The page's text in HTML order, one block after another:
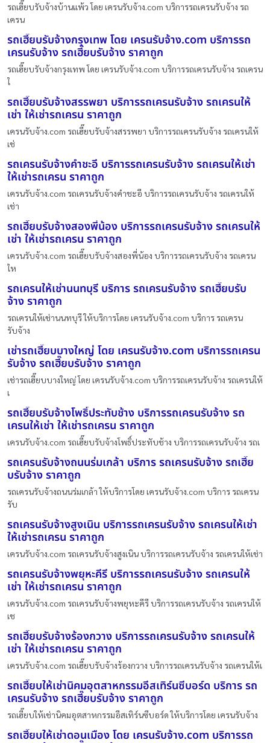
รถเฮี๊ยบรับจ้างบ้านแพ้ว โดย เครนรับจ้าง.com บริการรถเครนรับจ้าง รถ
เครน
รถเฮี๊ยบรับจ้างกรุงเทพ โดย เครนรับจ้าง.com บริการรถ
เครนรับจ้าง รถเฮี๊ยบรับจ้าง ราคาถูก
รถเฮี๊ยบรับจ้างกรุงเทพ โดย เครนรับจ้าง.com บริการรถเครนรับจ้าง รถเครน
ใ
รถเฮี๊ยบรับจ้างสรรพยา บริการรถเครนรับจ้าง รถเครนให้
เช่า ให้เช่ารถเครน ราคาถูก
เครนรับจ้าง.com รถเฮี๊ยบรับจ้างสรรพยา บริการรถเครนรับจ้าง รถเครนให้
เช่
รถเครนรับจ้างคำชะอี บริการรถเครนรับจ้าง รถเครนให้เช่า
ให้เช่ารถเครน ราคาถูก
เครนรับจ้าง.com รถเครนรับจ้างคำชะอี บริการรถเครนรับจ้าง รถเครนให้
เช่า
รถเฮี๊ยบรับจ้างสองพี่น้อง บริการรถเครนรับจ้าง รถเครนให้
เช่า ให้เช่ารถเครน ราคาถูก
เครนรับจ้าง.com รถเฮี๊ยบรับจ้างสองพี่น้อง บริการรถเครนรับจ้าง รถเครน
ให
รถเครนให้เช่านนทบุรี บริการ รถเครนรับจ้าง รถเฮี๊ยบรับ
จ้าง ราคาถูก
รถเครนให้เช่านนทบุรี ให้บริการโดย เครนรับจ้าง.com บริการ รถเครน
รับจ้าง
เช่ารถเฮี๊ยบบางใหญ่ โดย เครนรับจ้าง.com บริการรถเครน
รับจ้าง รถเฮี๊ยบรับจ้าง ราคาถูก
เช่ารถเฮี๊ยบบางใหญ่ โดย เครนรับจ้าง.com บริการรถเครนรับจ้าง รถเครนให้
เ
รถเฮี๊ยบรับจ้างโพธิ์ประทับช้าง บริการรถเครนรับจ้าง รถ
เครนให้เช่า ให้เช่ารถเครน ราคาถูก
เครนรับจ้าง.com รถเฮี๊ยบรับจ้างโพธิ์ประทับช้าง บริการรถเครนรับจ้าง รถเ
รถเครนรับจ้างถนนร่มเกล้า บริการ รถเครนรับจ้าง รถเฮี๊ย
บรับจ้าง ราคาถูก
รถเครนรับจ้างถนนร่มเกล้า ให้บริการโดย เครนรับจ้าง.com บริการ รถเครน
รับ
รถเครนรับจ้างสูงเนิน บริการรถเครนรับจ้าง รถเครนให้เช่า
ให้เช่ารถเครน ราคาถูก
เครนรับจ้าง.com รถเครนรับจ้างสูงเนิน บริการรถเครนรับจ้าง รถเครนให้เช่า
รถเครนรับจ้างพยุหะคีรี บริการรถเครนรับจ้าง รถเครนให้
เช่า ให้เช่ารถเครน ราคาถูก
เครนรับจ้าง.com รถเครนรับจ้างพยุหะคีรี บริการรถเครนรับจ้าง รถเครนให้
เช
รถเฮี๊ยบรับจ้างร้องกวาง บริการรถเครนรับจ้าง รถเครนให้
เช่า ให้เช่ารถเครน ราคาถูก
เครนรับจ้าง.com รถเฮี๊ยบรับจ้างร้องกวาง บริการรถเครนรับจ้าง รถเครนให้เ
รถเฮี๊ยบให้เช่านิคมอุตสาหกรรมอีสเทิร์นซีบอร์ด บริการ รถ
เครนรับจ้าง รถเฮี๊ยบรับจ้าง ราคาถูก
รถเฮี๊ยบให้เช่านิคมอุตสาหกรรมอีสเทิร์นซีบอร์ด ให้บริการโดย เครนรับจ้าง
รถเฮี๊ยบให้เช่าดอนเมือง โดย เครนรับจ้าง.com บริการรถ